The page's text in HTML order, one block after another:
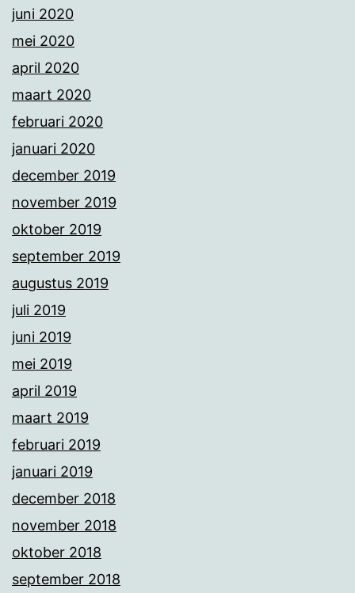
juni 2020
mei 2020
april 2020
maart 2020
februari 2020
januari 2020
december 2019
november 2019
oktober 2019
september 2019
augustus 2019
juli 2019
juni 2019
mei 2019
april 2019
maart 2019
februari 2019
januari 2019
december 2018
november 2018
oktober 2018
september 2018